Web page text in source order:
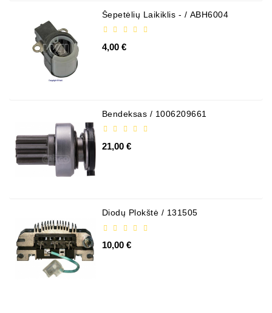
Šepetėlių Laikiklis - / ABH6004
4,00 €
Bendeksas / 1006209661
21,00 €
Diodų Plokštė / 131505
10,00 €